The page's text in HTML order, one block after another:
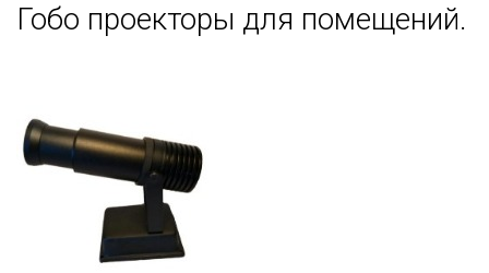
Гобо проекторы для помещений.